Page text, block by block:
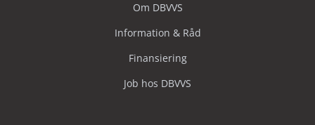
Om DBVVS
Information & Råd
Finansiering
Job hos DBVVS